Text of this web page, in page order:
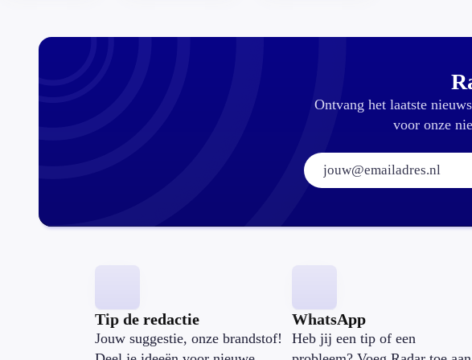
Ontvang het laatste
voor onze
Tip de redactie
Jouw suggestie, onze brandstof!
WhatsApp
Heb jij een tip of een